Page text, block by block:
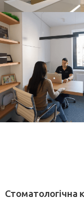
Стоматологічна